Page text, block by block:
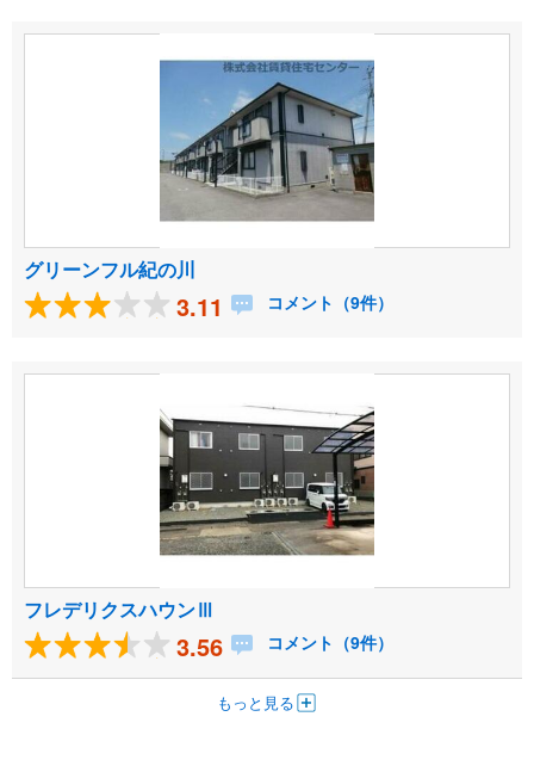
グリーンフル紀の川
3.11 コメント（9件）
フレデリクスハウンⅢ
3.56 コメント（9件）
もっと見る